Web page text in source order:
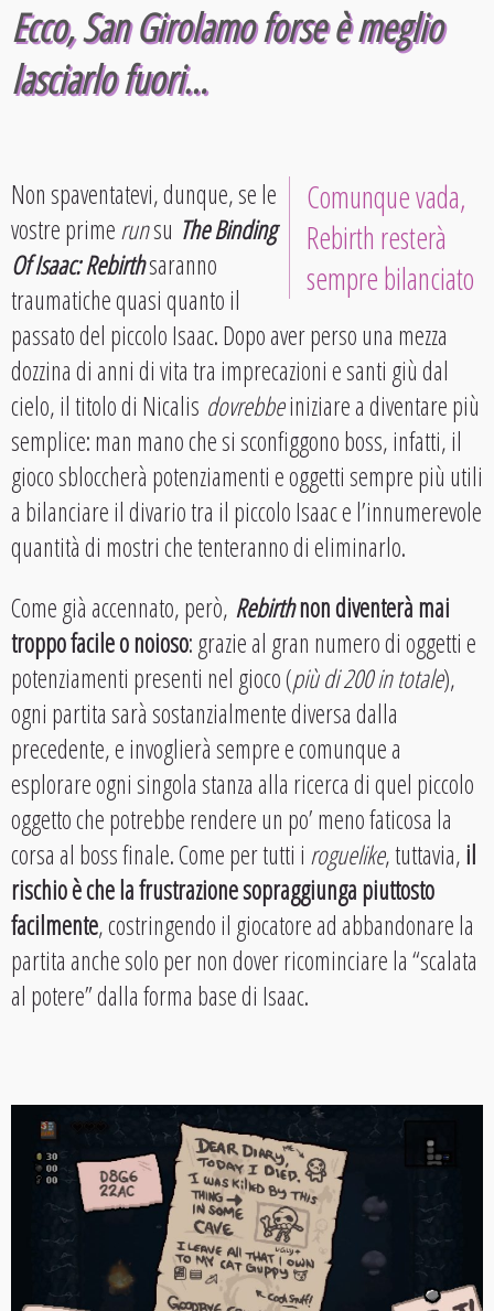
Ecco, San Girolamo forse è meglio
lasciarlo fuori…
Comunque vada,
Rebirth resterà
sempre bilanciato
Non spaventatevi, dunque, se le
vostre primerunsu The Binding
Of Isaac: Rebirthsaranno
traumatiche quasi quanto il
passato del piccolo Isaac. Dopo aver perso una mezza
dozzina di anni di vita tra imprecazioni e santi giù dal
cielo, il titolo di Nicalis dovrebbeiniziare a diventare più
semplice: man mano che si sconfiggono boss, infatti, il
gioco sbloccherà potenziamenti e oggetti sempre più utili
a bilanciare il divario tra il piccolo Isaac e l’innumerevole
quantità di mostri che tenteranno di eliminarlo.
Come già accennato, però, Rebirthnon diventerà mai
troppo facile o noioso: grazie al gran numero di oggetti e
potenziamenti presenti nel gioco (più di 200 in totale),
ogni partita sarà sostanzialmente diversa dalla
precedente, e invoglierà sempre e comunque a
esplorare ogni singola stanza alla ricerca di quel piccolo
oggetto che potrebbe rendere un po’ meno faticosa la
corsa al boss finale. Come per tutti i roguelike, tuttavia,il
rischio è che la frustrazione sopraggiunga piuttosto
facilmente, costringendo il giocatore ad abbandonare la
partita anche solo per non dover ricominciare la “scalata
al potere” dalla forma base di Isaac.